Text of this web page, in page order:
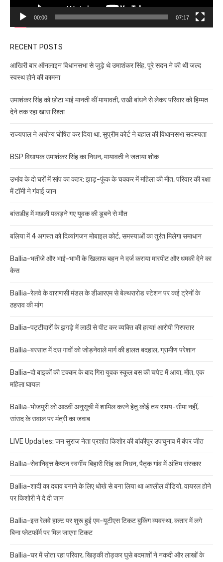
00:00 07:17
RECENT POSTS
आखिरी बार ऑनलाइन विधानसभा से जुड़े थे उमाशंकर सिंह, पूरे सदन ने की थी जल्द
स्वस्थ होने की कामना
उमाशंकर सिंह को छोटा भाई मानती थीं मायावती, राखी बांधने से लेकर परिवार को हिम्मत
देने तक रहा खास रिश्ता
राज्यपाल ने अयोग्य घोषित कर दिया था, सुप्रीम कोर्ट ने बहाल की विधानसभा सदस्यता
BSP विधायक उमाशंकर सिंह का निधन, मायावती ने जताया शोक
उभांव के दो घरों में सांप का कहर: झाड़-फूंक के चक्कर में महिला की मौत, परिवार की रक्षा
में टॉमी ने गंवाई जान
बांसडीह में मछली पकड़ने गए युवक की डूबने से मौत
बलिया में 4 अगस्त को दिव्यांगजन मोबाइल कोर्ट, समस्याओं का तुरंत मिलेगा समाधान
Ballia-भतीजे और भाई-भाभी के खिलाफ बहन ने दर्ज कराया मारपीट और धमकी देने का
केस
Ballia-रेलवे के वाराणसी मंडल के डीआरएम से बेल्थरारोड स्टेशन पर कई ट्रेनों के
ठहराव की मांग
Ballia-पट्टीदारों के झगड़े में लाठी से पीट कर व्यक्ति की हत्या! आरोपी गिरफ्तार
Ballia-बरसात में दस गावों को जोड़नेवाले मार्ग की हालत बदहाल, ग्रामीण परेशान
Ballia-दो बाइकों की टक्कर के बाद गिरा युवक स्कूल बस की चपेट में आया, मौत, एक
महिला घायल
Ballia-भोजपुरी को आठवीं अनुसूची में शामिल करने हेतु कोई तय समय-सीमा नहीं,
सांसद के सवाल पर मंत्री का जवाब
LIVE Updates: जन सुराज नेता प्रशांत किशोर की बांकीपुर उपचुनाव में बंपर जीत
Ballia-सेवानिवृत्त कैप्टन स्वर्गीय बिहारी सिंह का निधन, पैतृक गांव में अंतिम संस्कार
Ballia-शादी का दबाव बनाने के लिए धोखे से बना लिया था अश्लील वीडियो, वायरल होने
पर किशोरी ने दे दी जान
Ballia-इस रेलवे हाल्ट पर शुरू हुई एम-यूटीएस टिकट बुकिंग व्यवस्था, कतार में लगे
बिना प्लेटफॉर्म पर मिल जाएगा टिकट
Ballia-घर में सोता रहा परिवार, खिड़की तोड़कर घुसे बदमाशों ने नकदी और लाखों के